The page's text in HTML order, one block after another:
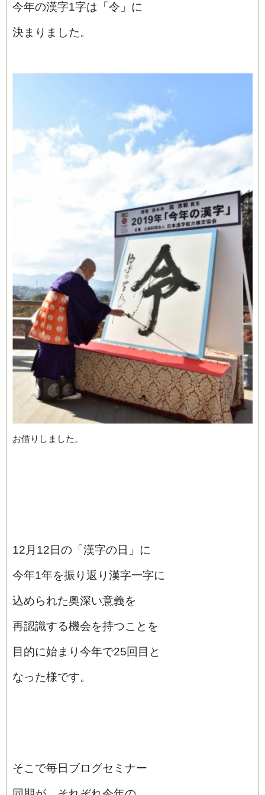
今年の漢字1字は「令」に
決まりました。
お借りしました。
12月12日の「漢字の日」に
今年1年を振り返り漢字一字に
込められた奥深い意義を
再認識する機会を持つことを
目的に始まり今年で25回目と
なった様です。
そこで毎日ブログセミナー